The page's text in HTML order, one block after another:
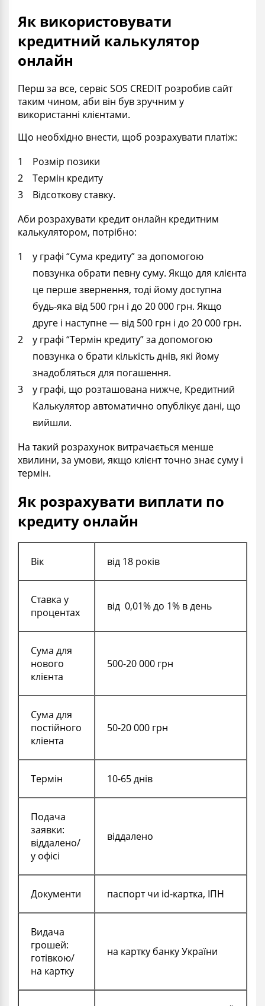
Як використовувати
кредитний калькулятор
онлайн
Перш за все, сервіс SOS CREDIT розробив сайт
таким чином, аби він був зручним у
використанні клієнтами.
Що необхідно внести, щоб розрахувати платіж:
Розмір позики
Термін кредиту
Відсоткову ставку.
Аби розрахувати кредит онлайн кредитним
калькулятором, потрібно:
у графі “Сума кредиту” за допомогою
повзунка обрати певну суму. Якщо для клієнта
це перше звернення, тоді йому доступна
будь-яка від 500 грн і до 20 000 грн. Якщо
друге і наступне — від 500 грн і до 20 000 грн.
у графі “Термін кредиту” за допомогою
повзунка о брати кількість днів, які йому
знадобляться для погашення.
у графі, що розташована нижче, Кредитний
Калькулятор автоматично опублікує дані, що
вийшли.
На такий розрахунок витрачається менше
хвилини, за умови, якщо клієнт точно знає суму і
термін.
Як розрахувати виплати по
кредиту онлайн
Вік від 18 років
Ставка у
процентах
від 0,01% до 1% в день
Сума для
нового
клієнта
500-20 000 грн
Сума для
постійного
кліента
50-20 000 грн
Термін 10-65 днів
Подача
заявки:
віддалено/
у офісі
віддалено
Документи паспорт чи id-картка, ІПН
Видача
грошей:
готівкою/
на картку
на картку банкуУкраїни